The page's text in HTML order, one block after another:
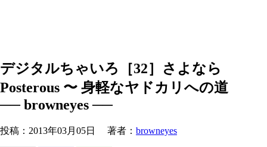
デジタルちゃいろ［32］さよなら
Posterous 〜 身軽なヤドカリへの道
── browneyes ──
投稿： 2013年03月05日 著者： browneyes